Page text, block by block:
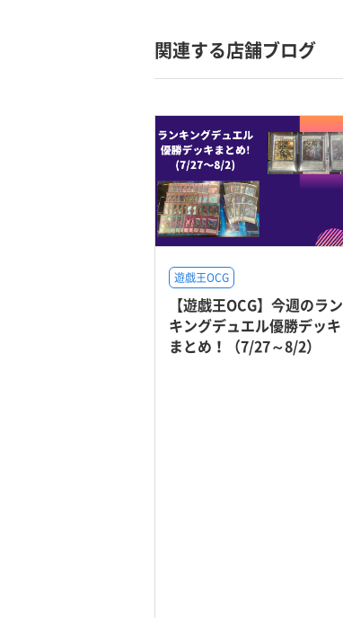
関連する店舗ブログ
遊戯王OCG
【遊戯王OCG】今週のラン
キングデュエル優勝デッキ
まとめ！（7/27～8/2）